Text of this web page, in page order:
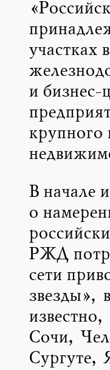
участках
и бизнес-
крупного
В начале
о
РЖД
сети
звезды»,
Сочи,
Сургуте,